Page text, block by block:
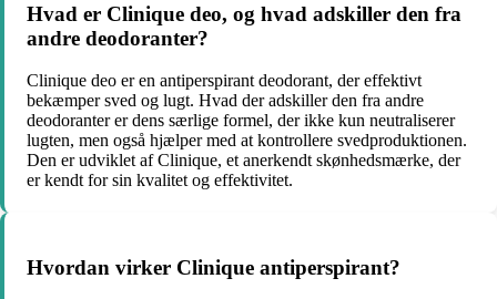
Hvad er Clinique deo, og hvad adskiller den fra
andre deodoranter?
Clinique deo er en antiperspirant deodorant, der effektivt
bekæmper sved og lugt. Hvad der adskiller den fra andre
deodoranter er dens særlige formel, der ikke kun neutraliserer
lugten, men også hjælper med at kontrollere svedproduktionen.
Den er udviklet af Clinique, et anerkendt skønhedsmærke, der
er kendt for sin kvalitet og effektivitet.
Hvordan virker Clinique antiperspirant?